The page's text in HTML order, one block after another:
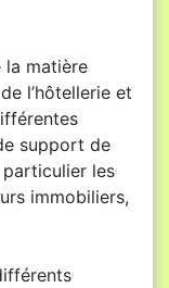
la matière
l’hôtellerie et
support de
les
immobiliers,